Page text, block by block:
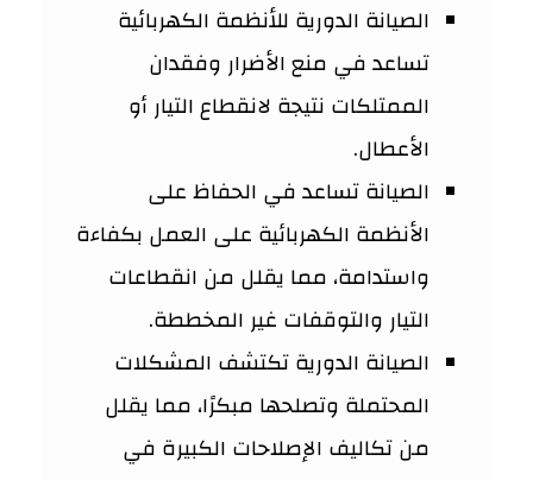
الصيانة الدورية للأنظمة الكهربائية
تساعد في منع الأضرار وفقدان
الممتلكات نتيجة لانقطاع التيار أو
الأعطال.
الصيانة تساعد في الحفاظ على
الأنظمة الكهربائية على العمل بكفاءة
واستدامة، مما يقلل من انقطاعات
التيار والتوقفات غير المخططة.
الصيانة الدورية تكتشف المشكلات
المحتملة وتصلحها مبكرًا، مما يقلل
من تكاليف الإصلاحات الكبيرة في